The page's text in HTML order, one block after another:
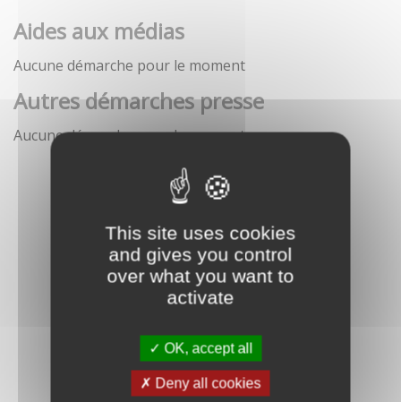
This site uses cookies
and gives you control
over what you want to
activate
OK, accept all
Deny all cookies
Aides aux médias
Aucune démarche pour le moment
Autres démarches presse
Aucune démarche pour le moment